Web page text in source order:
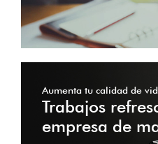
Aumenta tu calidad de
Trabajos
empresa de